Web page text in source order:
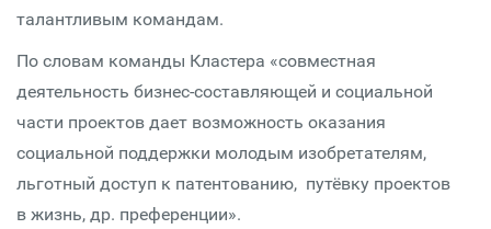
талантливым командам.
По словам команды Кластера «совместная
деятельность бизнес-составляющей и социальной
части проектов дает возможность оказания
социальной поддержки молодым изобретателям,
льготный доступ к патентованию, путёвку проектов
в жизнь, др. преференции».